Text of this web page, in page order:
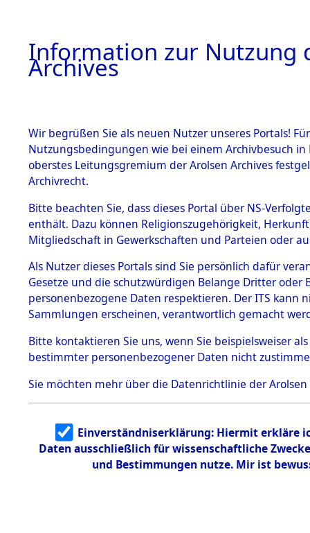
BESTÄNDE
1.
mente
5. Verschiedenes
5.3
Todesmärsche
5.3.1 Alliierte
Erhebungen
zu
Todesmärsch
en
5.3.2
Identifizierun
g
5.3.3
Todesmärsch
auf dem
zur
Roding)
Leben
0001
Information zur Nutzung
Archives
Wir begrüßen Sie als neuen Nutzer unseres Portals!
Nutzungsbedingungen wie bei einem Archivbesuch
oberstes Leitungsgremium der Arolsen Archives
Archivrecht.
Bitte beachten Sie, dass dieses Portal über NS-
enthält. Dazu können Religionszugehörigkeit,
Mitgliedschaft in Gewerkschaften und Parteien oder
Als Nutzer dieses Portals sind Sie persönlich dafür
Gesetze und die schutzwürdigen Belange Dritter
personenbezogene Daten respektieren. Der ITS
Sammlungen erscheinen, verantwortlich gemacht
Bitte kontaktieren Sie uns, wenn Sie beispielsweiser
bestimmter personenbezogener Daten nicht
Sie möchten mehr über die Datenrichtlinie der Arolsen
Einverständniserklärung: Hiermit erkläre
Daten ausschließlich für wissenschaftliche
und Bestimmungen nutze. Mir ist